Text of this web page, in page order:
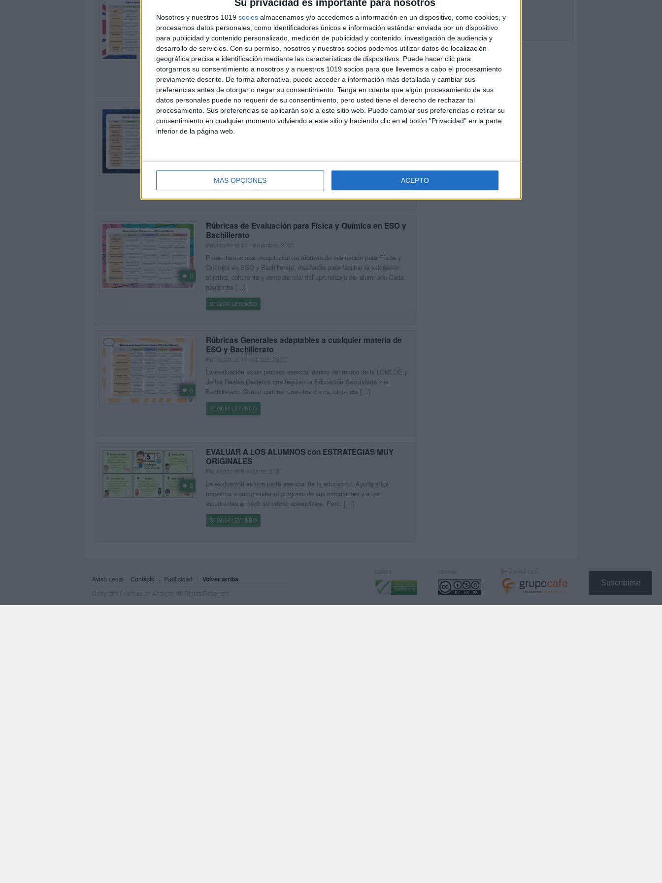
Su privacidad es importante para nosotros
Nosotros y nuestros 1019 socios almacenamos y/o accedemos a información en un dispositivo, como cookies, y
procesamos datos personales, como identificadores únicos e información estándar enviada por un dispositivo
para publicidad y contenido personalizado, medición de publicidad y contenido, investigación de audiencia y
desarrollo de servicios. Con su permiso, nosotros y nuestros socios podemos utilizar datos de localización
geográfica precisa e identificación mediante las características de dispositivos. Puede hacer clic para
otorgarnos su consentimiento a nosotros y a nuestros 1019 socios para que llevemos a cabo el procesamiento
previamente descrito. De forma alternativa, puede acceder a información más detallada y cambiar sus
preferencias antes de otorgar o negar su consentimiento. Tenga en cuenta que algún procesamiento de sus
datos personales puede no requerir de su consentimiento, pero usted tiene el derecho de rechazar tal
procesamiento. Sus preferencias se aplicarán solo a este sitio web. Puede cambiar sus preferencias o retirar su
consentimiento en cualquier momento volviendo a este sitio y haciendo clic en el botón "Privacidad" en la parte
inferior de la página web.
MÁS OPCIONES ACEPTO
Suscribirse
0
Bachillerato
Publicado el 25 noviembre, 2025
Presentamos una recopilación de rúbricas de evaluación para Inglés en
ESO y Bachillerato, diseñadas para facilitar una valoración clara, objetiva
y competencial de las destrezas comunicativas del alumnado.Cada
rúbrica establece […]
0
Rúbricas de Evaluación para Tecnología en ESO y
Bachillerato
Publicado el 24 noviembre, 2025
objetiva y competencial del trabajo del alumnado.Estas rúbricas permiten
valorar tanto […]
SEGUIR LEYENDO
0
Rúbricas de Evaluación para Física y Química en ESO y
Bachillerato
Publicado el 17 noviembre, 2025
Presentamos una recopilación de rúbricas de evaluación para Física y
Química en ESO y Bachillerato, diseñadas para facilitar la valoración
objetiva, coherente y competencial del aprendizaje del alumnado.Cada
rúbrica ha […]
SEGUIR LEYENDO
0
Rúbricas Generales adaptables a cualquier materia de
ESO y Bachillerato
La evaluación es un proceso esencial dentro del marco de la LOMLOE y
de los Reales Decretos que regulan la Educación Secundaria y el
Bachillerato. Contar con instrumentos claros, objetivos […]
SEGUIR LEYENDO
0
EVALUAR A LOS ALUMNOS con ESTRATEGIAS MUY
ORIGINALES
La evaluación es una parte esencial de la educación. Ayuda a los
maestros a comprender el progreso de sus estudiantes y a los
estudiantes a medir su propio aprendizaje. Pero, […]
SEGUIR LEYENDO
Aviso Legal Contacto Publicidad Volver arriba